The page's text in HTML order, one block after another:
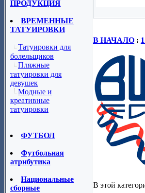
ПРОДУКЦИЯ
ВРЕМЕННЫЕ
ТАТУИРОВКИ
Татуировки для
болельщиков
Пляжные
татуировки для
девушек
Модные и
креативные
татуировки
ФУТБОЛ
Футбольная
атрибутика
Национальные
сборные
В НАЧАЛО :
В этой